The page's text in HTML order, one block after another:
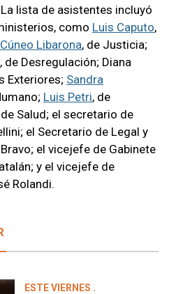
lista de asistentes incluyó
como Luis Caputo,
Libarona, de Justicia;
, de Desregulación; Diana
Exteriores; Sandra
Luis Petri, de
Salud; el secretario de
el Secretario de Legal y
el vicejefe de Gabinete
y el vicejefe de
Rolandi.
ESTE VIERNES .